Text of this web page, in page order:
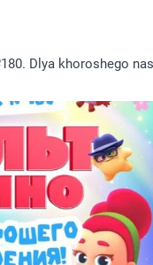
Dlya khoroshego